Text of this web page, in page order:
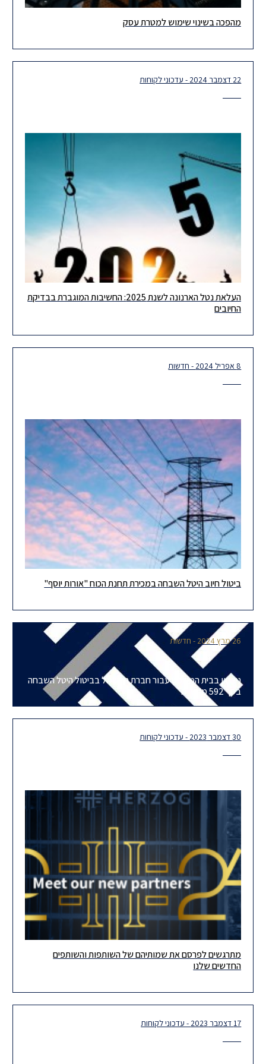
ברצוננו להביא לידיעתכם עדכון חשוב, בדבר כניסתן לתוקף של תקנות
מהפכה בשינוי שימוש למטרת עסק
22 דצמבר 2024 - עדכוני לקוחות
בימים אלו נשלחים אליכם חשבונות הארנונה השנתיים בגין שנת המס
העלאת נטל הארנונה לשנת 2025: החשיבות המוגברת בבדיקת
החיובים
8 אפריל 2024 - חדשות
ניצחון נוסף עבור חברת החשמל! לאחר ש'הוועדה המקומית לתכנון
ביטול חיוב היטל השבחה במכירת תחנת הכוח "אורות יוסף"
26 מרץ 2024 - חדשות
ניצחון בבית המשפט עבור חברת החשמל בביטול היטל השבחה
בסך 592 מ' ש"ח
30 דצמבר 2023 - עדכוני לקוחות
שמחים ומתרגשים לפרסם את שמותיהם של השותפות והשותפים
מתרגשים לפרסם את שמותיהם של השותפות והשותפים
החדשים שלנו
17 דצמבר 2023 - עדכוני לקוחות